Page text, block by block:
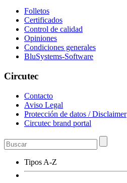
Folletos
Certificados
Control de calidad
Opiniones
Condiciones generales
BluSystems-Software
Circutec
Contacto
Aviso Legal
Protección de datos / Disclaimer
Circutec brand portal
Tipos A-Z